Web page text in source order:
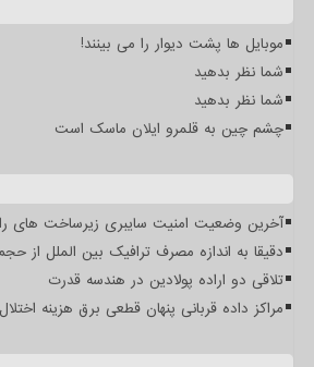
موبایل ها پشت دیوار را می بینند!
شما نظر بدهید
شما نظر بدهید
چشم چین به قلمرو ایلان ماسک است
آخرین وضعیت امنیت سایبری زیرساخت های
دقیقا به اندازه مصرف ترافیک بین الملل از
تلاقی دو اراده پولادین در هندسه قدرت
مراکز داده قربانی پنهان قطعی برق هزینه